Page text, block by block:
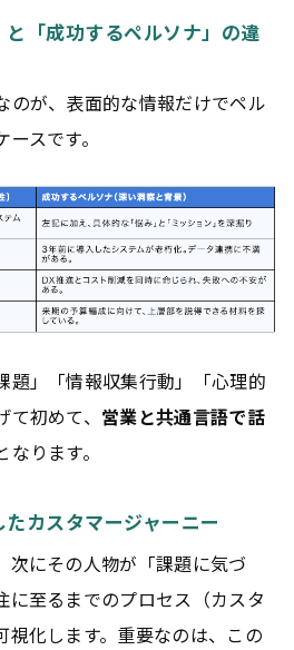
と「成功するペルソナ」の違
のが、表面的な情報だけでペル
スです。
題」「情報収集行動」「心理的
初めて、 営業と共通言語で話
なります。
カスタマージャーニー
次にその人物が「課題に気づ
に至るまでのプロセス（カスタ
視化します。重要なのは、この